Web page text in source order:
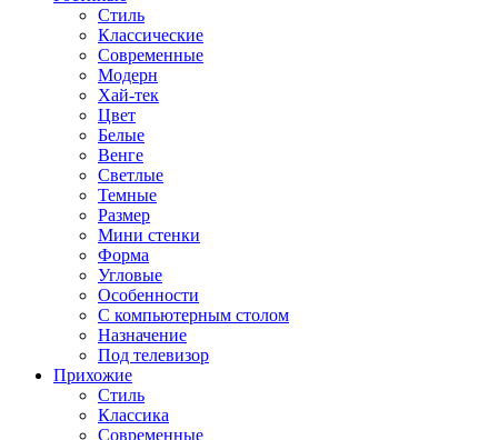
Стиль
Классические
Современные
Модерн
Хай-тек
Цвет
Белые
Венге
Светлые
Темные
Размер
Мини стенки
Форма
Угловые
Особенности
С компьютерным столом
Назначение
Под телевизор
Прихожие
Стиль
Классика
Современные